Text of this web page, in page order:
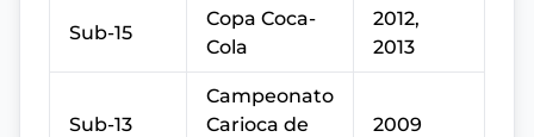
Sub-15
Copa Coca-
Cola
2012,
2013
Sub-13
Campeonato
Carioca de
2009